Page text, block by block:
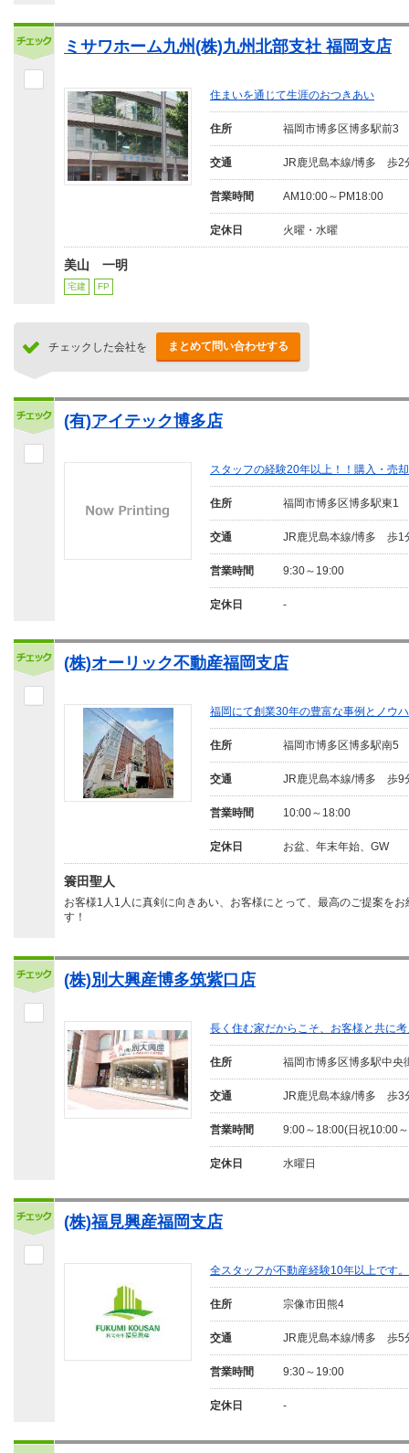
ミサワホーム九州(株)九州北部支社 福岡支店
住まいを通じて生涯のおつきあい
住所 福岡市博多区博多駅前3
交通 JR鹿児島本線/博多 歩2
営業時間 AM10:00～PM18:00
定休日 火曜・水曜
美山 一明
宅建 FP
チェックした会社を まとめて問い合わせする
(有)アイテック博多店
スタッフの経験20年以上！！購入・売
住所 福岡市博多区博多駅東1
交通 JR鹿児島本線/博多 歩1
営業時間 9:30～19:00
定休日 -
(株)オーリック不動産福岡支店
福岡にて創業30年の豊富な事例とノウ
住所 福岡市博多区博多駅南5
交通 JR鹿児島本線/博多 歩9
営業時間 10:00～18:00
定休日 お盆、年末年始、GW
簑田聖人
お客様1人1人に真剣に向きあい、お客様にとって、最高のご提案をお
す！
(株)別大興産博多筑紫口店
長く住む家だからこそ、お客様と共に
住所 福岡市博多区博多駅中央
交通 JR鹿児島本線/博多 歩3
営業時間 9:00～18:00(日祝10:00
定休日 水曜日
(株)福見興産福岡支店
全スタッフが不動産経験10年以上です
住所 宗像市田熊4
交通 JR鹿児島本線/博多 歩5
営業時間 9:30～19:00
定休日 -